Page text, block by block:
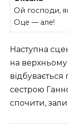
Ой господи,
Оце — але!
Наступна
на
відбувається
сестрою
спочити,